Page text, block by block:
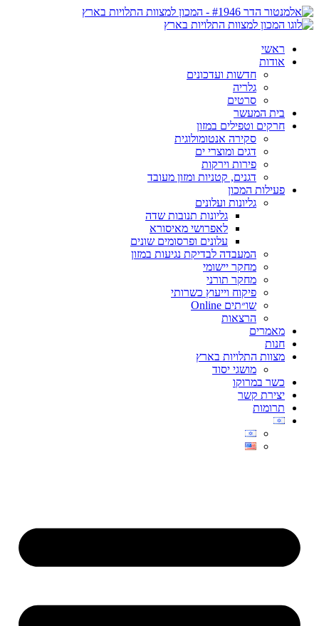
ראשי
אודות
חדשות ועדכונים
גלריה
סרטים
בית המעשר
חרקים וטפילים במזון
סקירה אנטומולוגית
דגים ומוצרי ים
פירות וירקות
דגנים, קטניות ומזון מעובד
פעילות המכון
גליונות ועלונים
גליונות תנובות שדה
לאפרושי מאיסורא
עלונים ופרסומים שונים
המעבדה לבדיקת נגיעות במזון
מחקר יישומי
מחקר תורני
פיקוח וייעוץ כשרותי
שו״תים Online
הרצאות
מאמרים
חנות
מצוות התלויות בארץ
מושגי יסוד
כשר במרוקו
יצירת קשר
תרומות